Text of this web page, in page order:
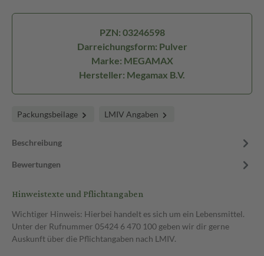
PZN: 03246598
Darreichungsform: Pulver
Marke: MEGAMAX
Hersteller: Megamax B.V.
Packungsbeilage LMIV Angaben
Beschreibung
Bewertungen
Hinweistexte und Pflichtangaben
Wichtiger Hinweis: Hierbei handelt es sich um ein Lebensmittel.
Unter der Rufnummer 05424 6 470 100 geben wir dir gerne
Auskunft über die Pflichtangaben nach LMIV.